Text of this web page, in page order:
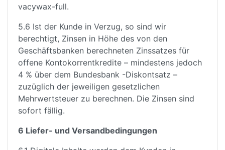
vacywax-full.
5.6 Ist der Kunde in Verzug, so sind wir
berechtigt, Zinsen in Höhe des von den
Geschäftsbanken berechneten Zinssatzes für
offene Kontokorrentkredite – mindestens jedoch
4 % über dem Bundesbank -Diskontsatz –
zuzüglich der jeweiligen gesetzlichen
Mehrwertsteuer zu berechnen. Die Zinsen sind
sofort fällig.
6 Liefer- und Versandbedingungen